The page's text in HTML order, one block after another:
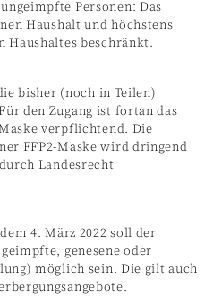
Personen: Das
Haushalt und höchstens
Haushaltes beschränkt.
bisher (noch in Teilen)
den Zugang ist fortan das
verpflichtend. Die
FFP2-Maske wird dringend
Landesrecht
4. März 2022 soll der
genesene oder
möglich sein. Die gilt auch